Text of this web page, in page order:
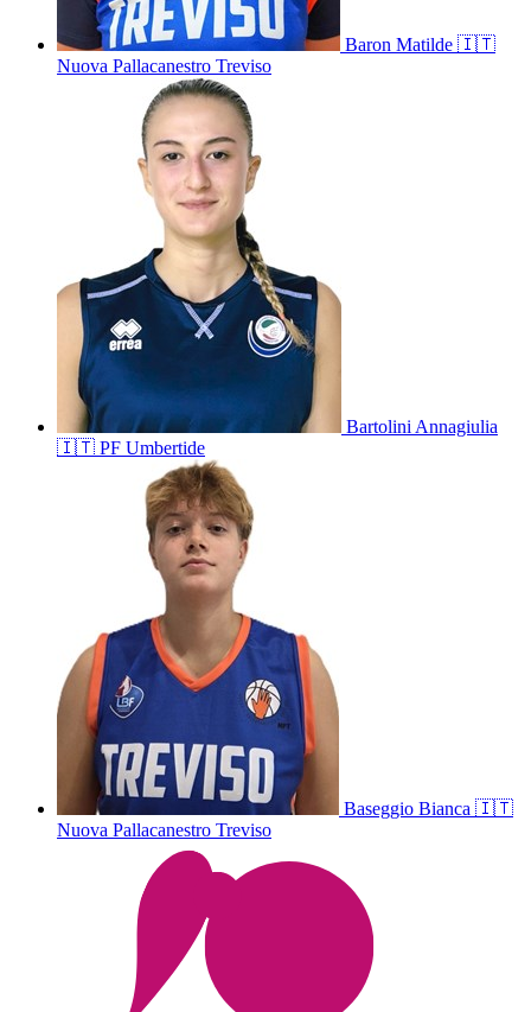
Baron Matilde 🇮🇹
Nuova Pallacanestro Treviso
Bartolini Annagiulia
🇮🇹 PF Umbertide
Baseggio Bianca 🇮🇹
Nuova Pallacanestro Treviso